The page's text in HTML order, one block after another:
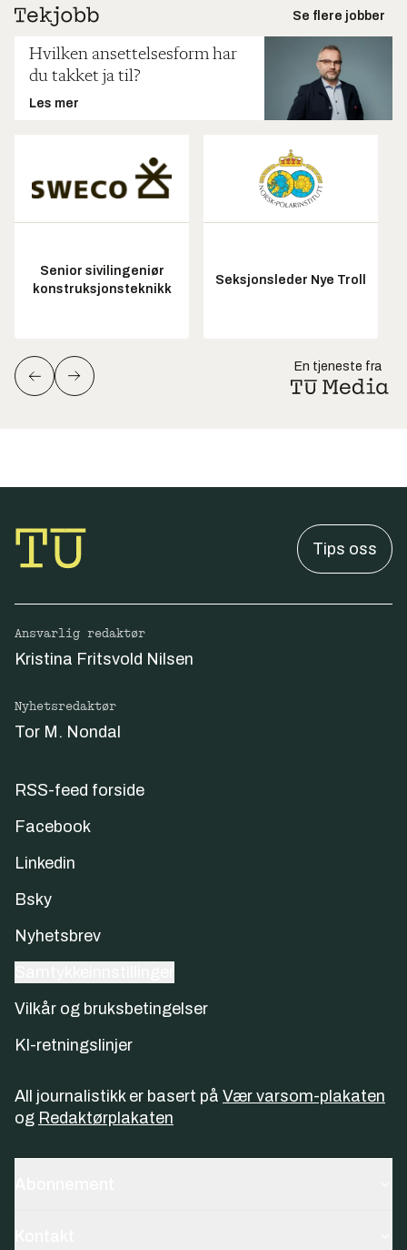
Se flere jobber
Hvilken ansettelsesform har
du takket ja til?
Les mer
Senior sivilingeniør
konstruksjonsteknikk
Seksjonsleder Nye Troll
En tjeneste fra
Tips oss
Ansvarlig redaktør
Kristina Fritsvold Nilsen
Nyhetsredaktør
Tor M. Nondal
RSS-feed forside
Facebook
Linkedin
Bsky
Nyhetsbrev
Vilkår og bruksbetingelser
KI-retningslinjer
All journalistikk er basert på Vær varsom-plakaten
og Redaktørplakaten